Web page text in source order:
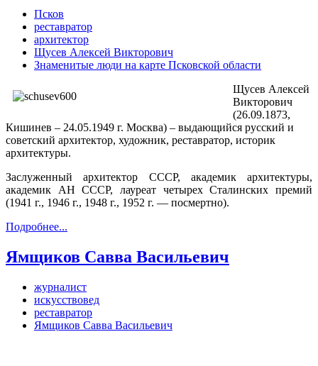
Псков
реставратор
архитектор
Щусев Алексей Викторович
Знаменитые люди на карте Псковской области
Щусев Алексей
Викторович
(26.09.1873,
Кишинев – 24.05.1949 г. Москва) – выдающийся русский и
советский архитектор, художник, реставратор, историк
архитектуры.
Заслуженный архитектор СССР, академик архитектуры,
академик АН СССР, лауреат четырех Сталинских премий
(1941 г., 1946 г., 1948 г., 1952 г. — посмертно).
Подробнее...
Ямщиков Савва Васильевич
журналист
искусствовед
реставратор
Ямщиков Савва Васильевич